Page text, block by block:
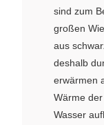
sind zum
großen
aus
deshalb
erwärmen
Wärme
Wasser